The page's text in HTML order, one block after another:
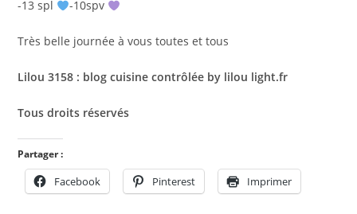
-13 spl
-10spv
Très belle journée à vous toutes et tous
Lilou 3158 : blog cuisine contrôlée by lilou light.fr
Tous droits réservés
Partager :
Facebook Pinterest Imprimer